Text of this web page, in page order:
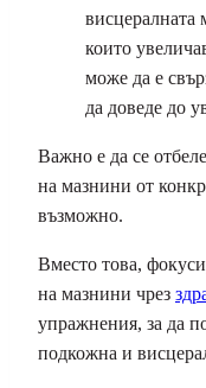
висцералната
които
може да е
да доведе до
Важно е да се
на мазнини от
възможно.
Вместо това,
на мазнини чрез
упражнения, за да
подкожна и